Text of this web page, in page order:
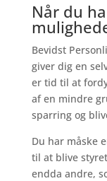
Når du
Bevidst
giver dig en
er tid til at
af en mindre
sparring og
Du har måske
til at blive
endda andre,